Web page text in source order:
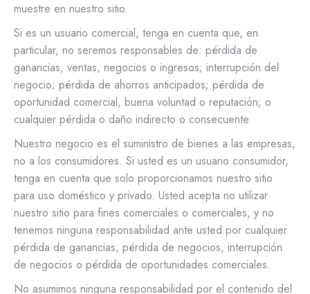
muestre en nuestro sitio.
Si es un usuario comercial, tenga en cuenta que, en
particular, no seremos responsables de: pérdida de
ganancias, ventas, negocios o ingresos; interrupción del
negocio; pérdida de ahorros anticipados; pérdida de
oportunidad comercial, buena voluntad o reputación; o
cualquier pérdida o daño indirecto o consecuente.
Nuestro negocio es el suministro de bienes a las empresas,
no a los consumidores. Si usted es un usuario consumidor,
tenga en cuenta que solo proporcionamos nuestro sitio
para uso doméstico y privado. Usted acepta no utilizar
nuestro sitio para fines comerciales o comerciales, y no
tenemos ninguna responsabilidad ante usted por cualquier
pérdida de ganancias, pérdida de negocios, interrupción
de negocios o pérdida de oportunidades comerciales.
No asumimos ninguna responsabilidad por el contenido del